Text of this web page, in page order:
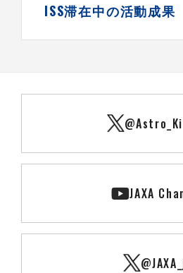
ISS滞在中の活動成果
JAXA